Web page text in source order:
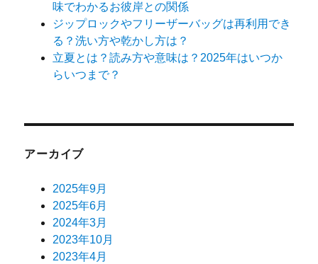
味でわかるお彼岸との関係
ジップロックやフリーザーバッグは再利用でき
る？洗い方や乾かし方は？
立夏とは？読み方や意味は？2025年はいつか
らいつまで？
アーカイブ
2025年9月
2025年6月
2024年3月
2023年10月
2023年4月